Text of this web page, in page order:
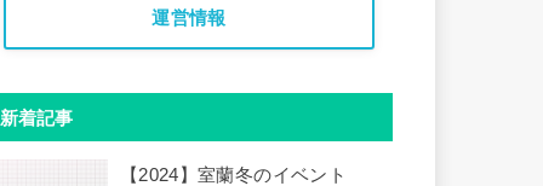
運営情報
新着記事
【2024】室蘭冬のイベント